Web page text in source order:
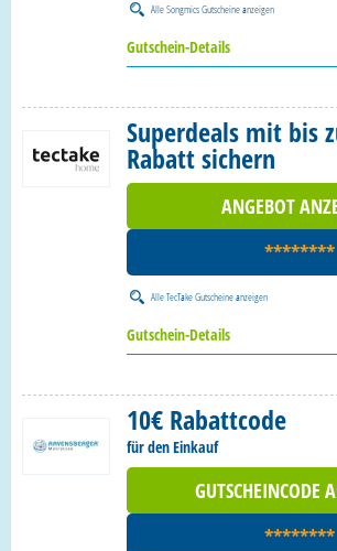
AlleSongmics Gutscheineanzeigen
Gutschein-Details
Superdeals mit bis
Rabatt sichern
ANGEBOT
********
AlleTecTake Gutscheineanzeigen
Gutschein-Details
10€ Rabattcode
für den Einkauf
GUTSCHEINCODE
********